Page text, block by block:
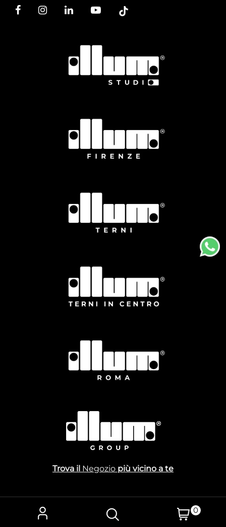
Trova il Negozio più vicino a te
0
Powered byPassepartout
Designed by Gestionale Toscana Srl